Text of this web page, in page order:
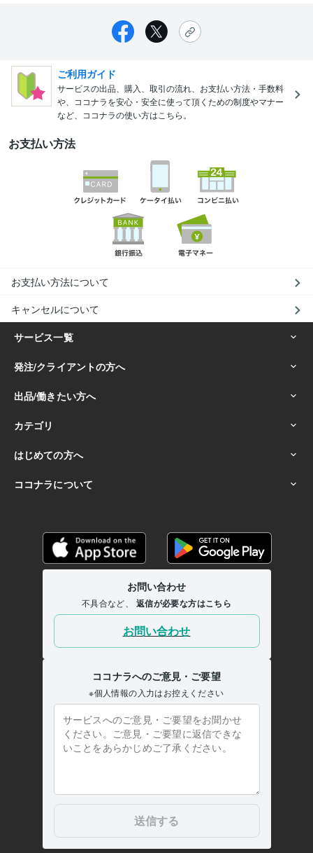
ご利用ガイド
サービスの出品、購入、取引の流れ、お支払い方法・手数料
や、ココナラを安心・安全に使って頂くための制度やマナー
など、ココナラの使い方はこちら。
お支払い方法
お支払い方法について
キャンセルについて